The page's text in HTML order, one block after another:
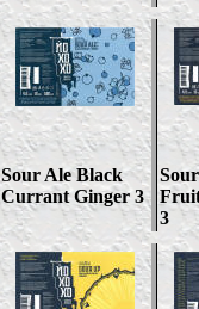
Sour Ale Black
Currant Ginger 3
3